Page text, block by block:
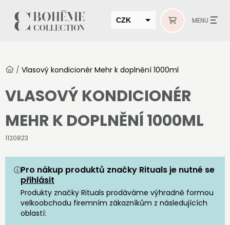
CZK
MUR
MENU
/ Vlasový kondicionér Mehr k doplnění 1000ml
VLASOVÝ KONDICIONÉR
MEHR K DOPLNĚNÍ 1000ML
1120823
Pro nákup produktů značky Rituals je nutné se
přihlásit
Produkty značky Rituals prodáváme výhradně formou
velkoobchodu firemním zákazníkům z následujících
oblastí: